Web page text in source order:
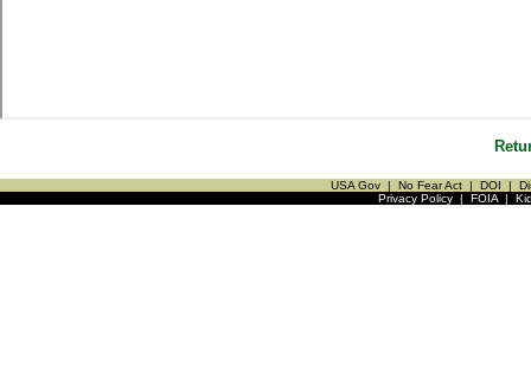
USA Gov | No Fear Act | DOI |
Privacy Policy| FOIA|